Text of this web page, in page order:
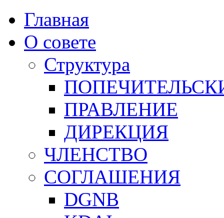
Главная
О совете
Структура
ПРАВЛЕНИЕ
ДИРЕКЦИЯ
ЧЛЕНСТВО
СОГЛАШЕНИЯ
DGNB